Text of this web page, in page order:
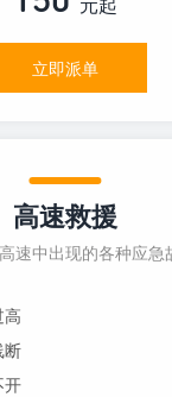
立即派单
高速救援
速中出现的各种应急
高
断
开